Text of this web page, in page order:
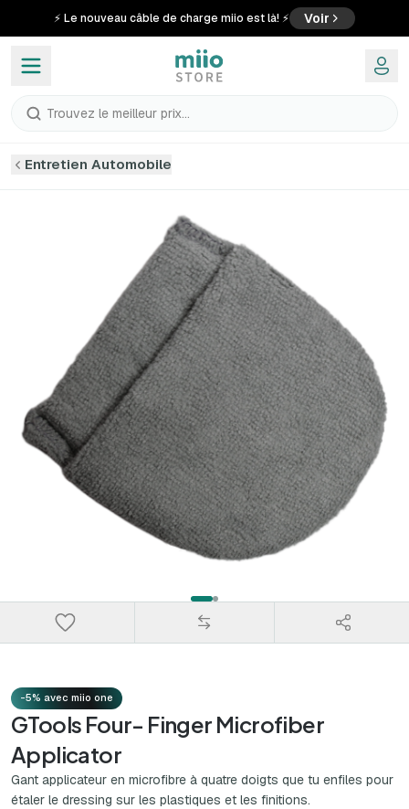
⚡ Le nouveau câble de charge miio est là! ⚡ Voir
Trouvez le meilleur prix...
Entretien Automobile
-5% avec miio one
GTools Four- Finger Microfiber
Applicator
Gant applicateur en microfibre à quatre doigts que tu enfiles pour
étaler le dressing sur les plastiques et les finitions.